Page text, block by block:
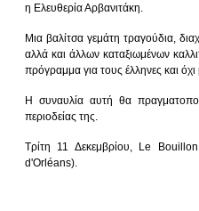
η Ελευθερία Αρβανιτάκη.
Μια βαλίτσα γεμάτη τραγούδια,
αλλά και άλλων καταξιωμένων
πρόγραμμα για τους έλληνες και
Η συναυλία αυτή θα
περιοδείας της.
Τρίτη 11 Δεκεμβρίου, Le
d'Orléans).